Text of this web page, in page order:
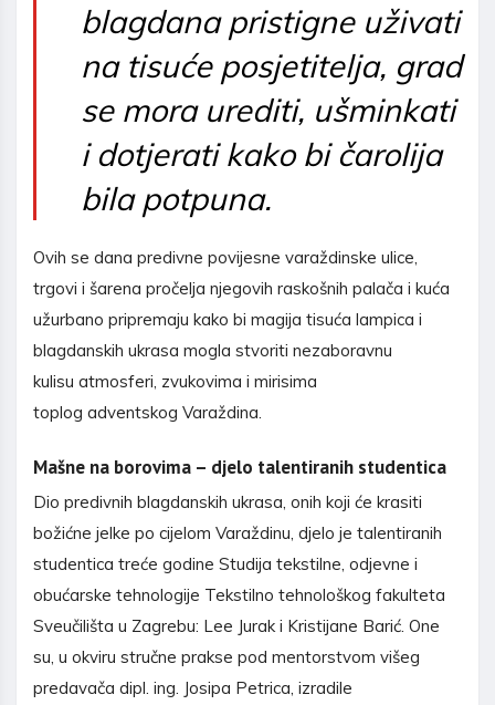
blagdana pristigne uživati
na tisuće posjetitelja, grad
se mora urediti, ušminkati
i dotjerati kako bi čarolija
bila potpuna.
Ovih se dana predivne povijesne varaždinske ulice,
trgovi i šarena pročelja njegovih raskošnih palača i kuća
užurbano pripremaju kako bi magija tisuća lampica i
blagdanskih ukrasa mogla stvoriti nezaboravnu
kulisu atmosferi, zvukovima i mirisima
toplog adventskog Varaždina.
Mašne na borovima – djelo talentiranih studentica
Dio predivnih blagdanskih ukrasa, onih koji će krasiti
božićne jelke po cijelom Varaždinu, djelo je talentiranih
studentica treće godine Studija tekstilne, odjevne i
obućarske tehnologije Tekstilno tehnološkog fakulteta
Sveučilišta u Zagrebu: Lee Jurak i Kristijane Barić. One
su, u okviru stručne prakse pod mentorstvom višeg
predavača dipl. ing. Josipa Petrica, izradile